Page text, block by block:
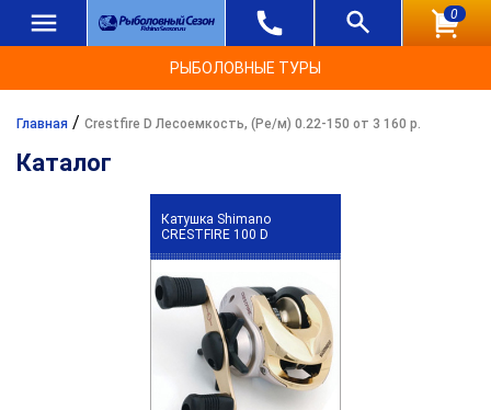
0
РЫБОЛОВНЫЕ ТУРЫ
Главная / Crestfire D Лесоемкость, (Ре/м) 0.22-150 от 3 160 р.
Каталог
Катушка Shimano
CRESTFIRE 100 D